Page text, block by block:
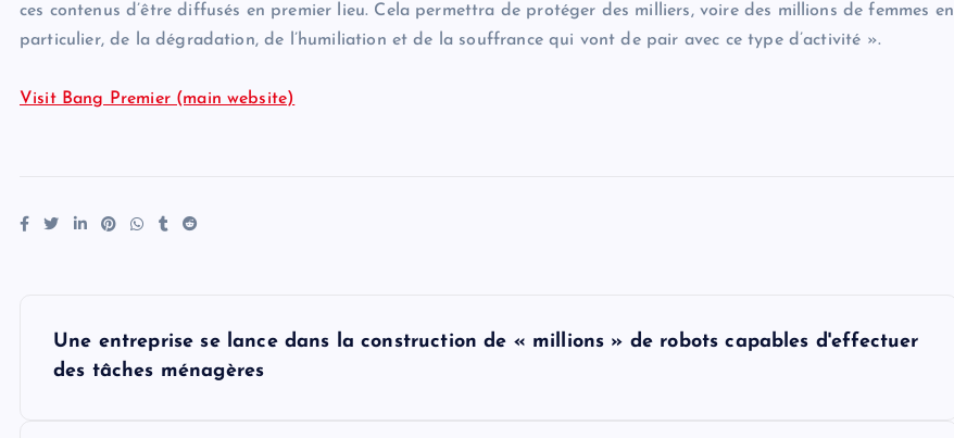
ces contenus d’être diffusés en premier lieu. Cela permettra de protéger des milliers, voire des millions de femmes en
particulier, de la dégradation, de l’humiliation et de la souffrance qui vont de pair avec ce type d’activité ».
Visit Bang Premier (main website)
Une entreprise se lance dans la construction de « millions » de robots capables d'effectuer
des tâches ménagères